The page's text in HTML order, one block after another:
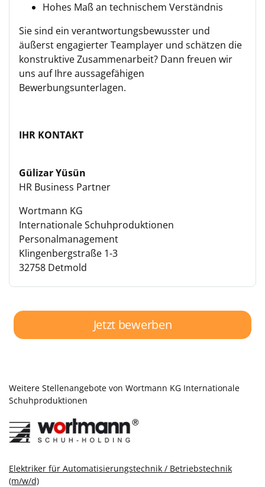
Hohes Maß an technischem Verständnis
Sie sind ein verantwortungsbewusster und
äußerst engagierter Teamplayer und schätzen die
konstruktive Zusammenarbeit? Dann freuen wir
uns auf Ihre aussagefähigen
Bewerbungsunterlagen.
IHR KONTAKT
Gülizar Yüsün
HR Business Partner
Wortmann KG
Internationale Schuhproduktionen
Personalmanagement
Klingenbergstraße 1-3
32758 Detmold
Jetzt bewerben
Weitere Stellenangebote von Wortmann KG Internationale
Schuhproduktionen
Elektriker für Automatisierungstechnik / Betriebstechnik
(m/w/d)